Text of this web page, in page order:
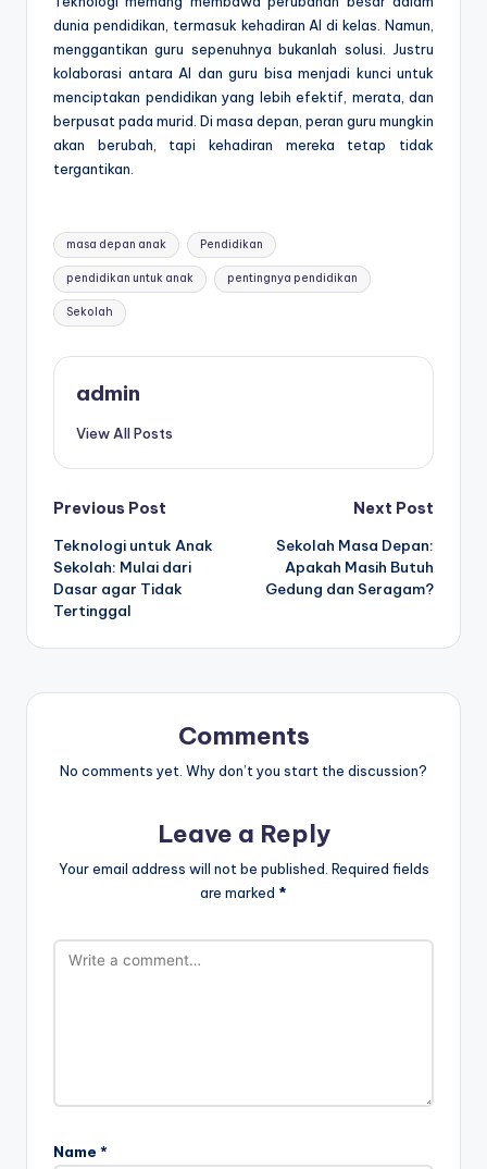
dunia pendidikan, termasuk kehadiran AI di kelas. Namun,
menggantikan guru sepenuhnya bukanlah solusi. Justru
kolaborasi antara AI dan guru bisa menjadi kunci untuk
menciptakan pendidikan yang lebih efektif, merata, dan
berpusat pada murid. Di masa depan, peran guru mungkin
akan berubah, tapi kehadiran mereka tetap tidak
tergantikan.
Tags:
masa depan anak Pendidikan
pendidikan untuk anak pentingnya pendidikan
Sekolah
admin
View All Posts
Post
navigation
Previous Post
Teknologi untuk Anak
Sekolah: Mulai dari
Dasar agar Tidak
Tertinggal
Next Post
Sekolah Masa Depan:
Apakah Masih Butuh
Gedung dan Seragam?
Comments
No comments yet. Why don’t you start the discussion?
Leave a Reply
Your email address will not be published. Required fields
are marked *
Name *